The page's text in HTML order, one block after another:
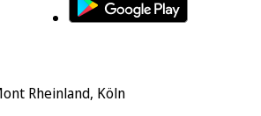
Rheinland, Köln